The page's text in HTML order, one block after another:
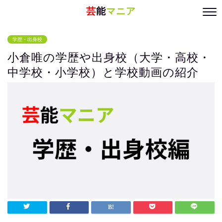
芸能マニア
学歴・出身校
小倉唯の学歴や出身校（大学・高校・
中学校・小学校）と学校動画の紹介